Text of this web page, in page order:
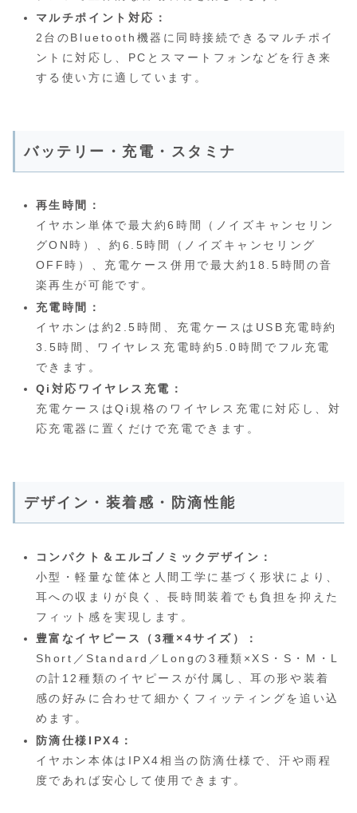
マルチポイント対応：
2台のBluetooth機器に同時接続できるマルチポイ
ントに対応し、PCとスマートフォンなどを行き来
する使い方に適しています。
バッテリー・充電・スタミナ
再生時間：
イヤホン単体で最大約6時間（ノイズキャンセリン
グON時）、約6.5時間（ノイズキャンセリング
OFF時）、充電ケース併用で最大約18.5時間の音
楽再生が可能です。
充電時間：
イヤホンは約2.5時間、充電ケースはUSB充電時約
3.5時間、ワイヤレス充電時約5.0時間でフル充電
できます。
Qi対応ワイヤレス充電：
充電ケースはQi規格のワイヤレス充電に対応し、対
応充電器に置くだけで充電できます。
デザイン・装着感・防滴性能
コンパクト＆エルゴノミックデザイン：
小型・軽量な筐体と人間工学に基づく形状により、
耳への収まりが良く、長時間装着でも負担を抑えた
フィット感を実現します。
豊富なイヤピース（3種×4サイズ）：
Short／Standard／Longの3種類×XS・S・M・L
の計12種類のイヤピースが付属し、耳の形や装着
感の好みに合わせて細かくフィッティングを追い込
めます。
防滴仕様IPX4：
イヤホン本体はIPX4相当の防滴仕様で、汗や雨程
度であれば安心して使用できます。